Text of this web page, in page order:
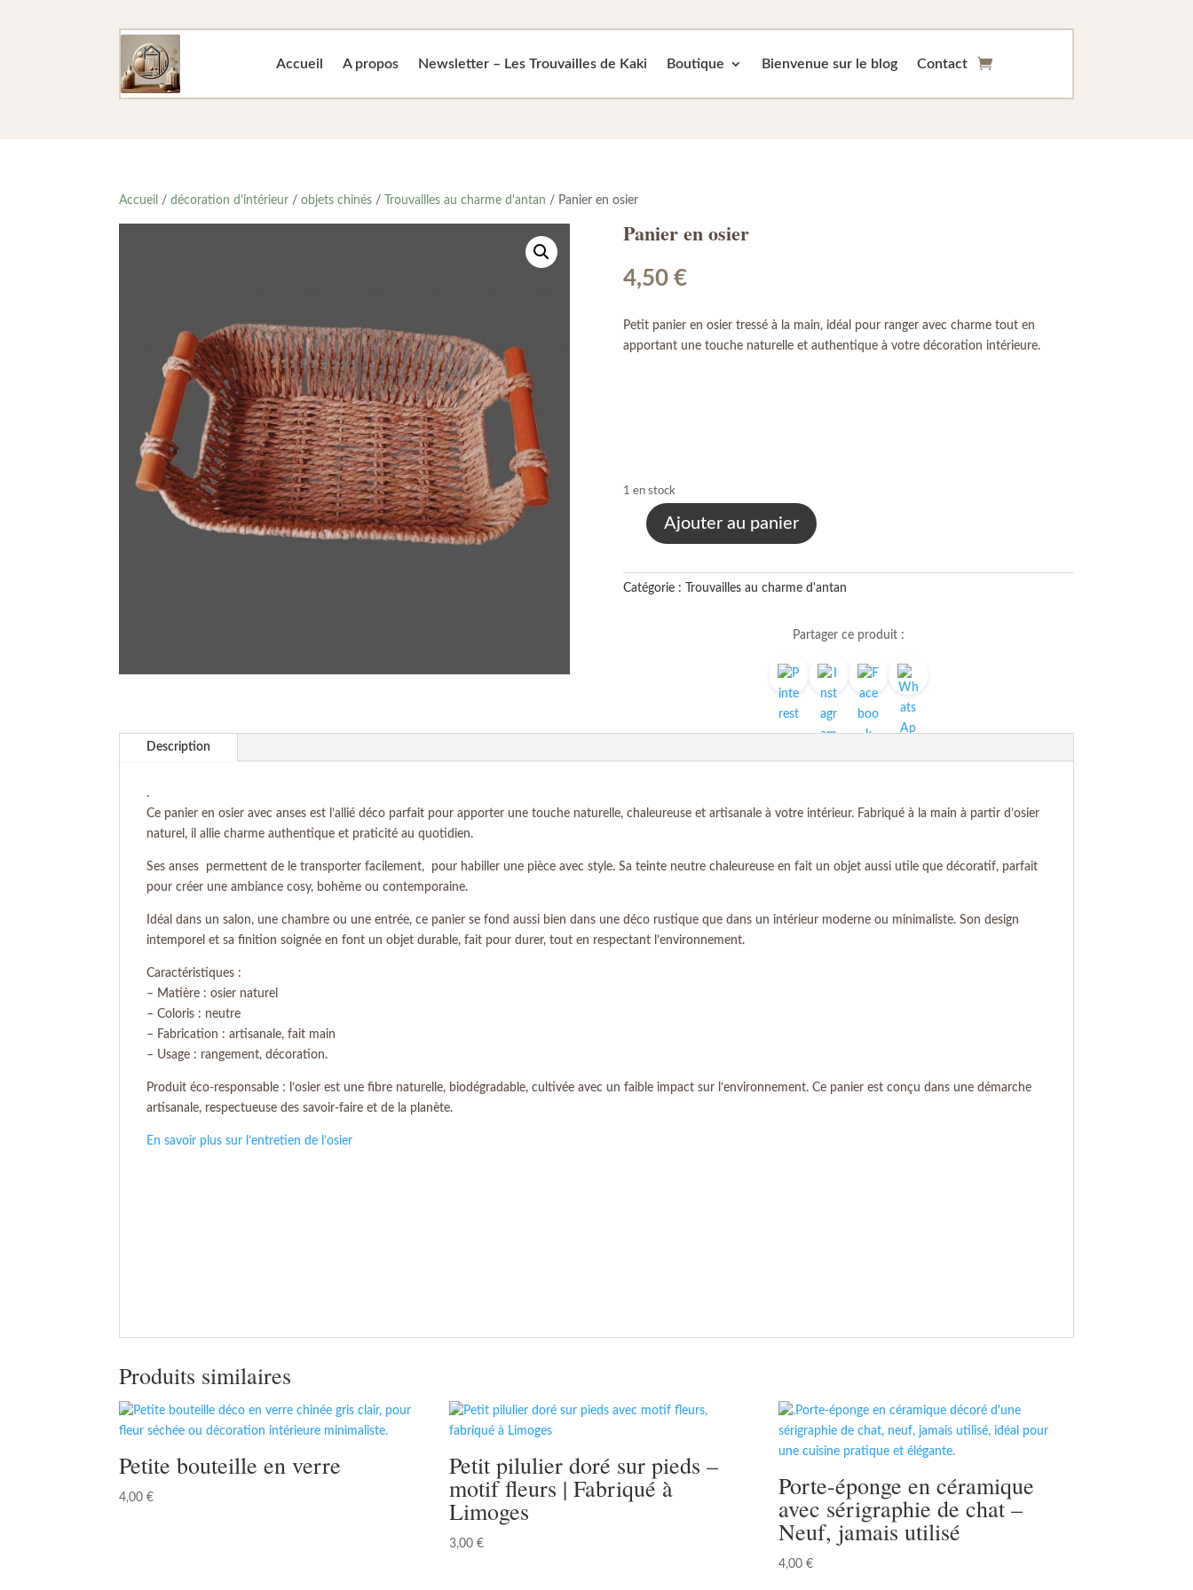
Accueil A propos Newsletter – Les Trouvailles de Kaki Boutique Bienvenue sur le blog Contact
Accueil /décoration d'intérieur /objets chinés / Trouvailles au charme d'antan / Panier en osier
Panier en osier
4,50 €
Petit panier en osier tressé à la main, idéal pour ranger avec charme tout en
apportant une touche naturelle et authentique à votre décoration intérieure.
1 en stock
quantité
Panier
en
Ajouter au panier
Catégorie : Trouvailles au charme d'antan
Partager ce produit :
Description
.
Ce panier en osier avec anses est l’allié déco parfait pour apporter une touche naturelle, chaleureuse et artisanale à votre intérieur. Fabriqué à la main à partir d’osier
naturel, il allie charme authentique et praticité au quotidien.
Ses anses permettent de le transporter facilement, pour habiller une pièce avec style. Sa teinte neutre chaleureuse en fait un objet aussi utile que décoratif, parfait
pour créer une ambiance cosy, bohème ou contemporaine.
Idéal dans un salon, une chambre ou une entrée, ce panier se fond aussi bien dans une déco rustique que dans un intérieur moderne ou minimaliste. Son design
intemporel et sa finition soignée en font un objet durable, fait pour durer, tout en respectant l’environnement.
Caractéristiques :
– Matière : osier naturel
– Coloris : neutre
– Fabrication : artisanale, fait main
– Usage : rangement, décoration.
Produit éco-responsable : l’osier est une fibre naturelle, biodégradable, cultivée avec un faible impact sur l’environnement. Ce panier est conçu dans une démarche
artisanale, respectueuse des savoir-faire et de la planète.
En savoir plus sur l’entretien de l’osier
Produits similaires
Petite bouteille en verre
4,00€
Petit pilulier doré sur pieds –
motif fleurs | Fabriqué à
Limoges
3,00 €
Porte-éponge en céramique
avec sérigraphie de chat –
Neuf, jamais utilisé
4,00€